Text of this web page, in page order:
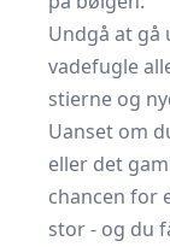
Undgå at gå
vadefugle
stierne og
Uanset om
eller det
chancen for
stor - og du